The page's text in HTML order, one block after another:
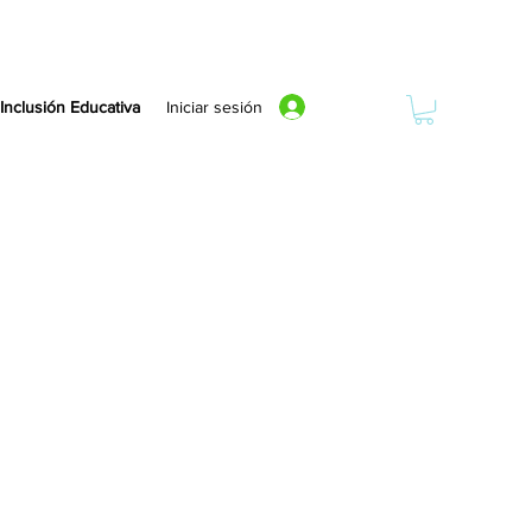
Inclusión Educativa Iniciar sesión